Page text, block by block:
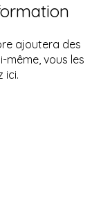
ajoutera des
même, vous les
ici.